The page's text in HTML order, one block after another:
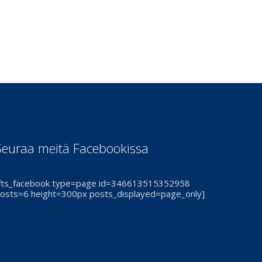
meitä Facebookissa
type=page id=346613515352958
height=300px posts_displayed=page_only]